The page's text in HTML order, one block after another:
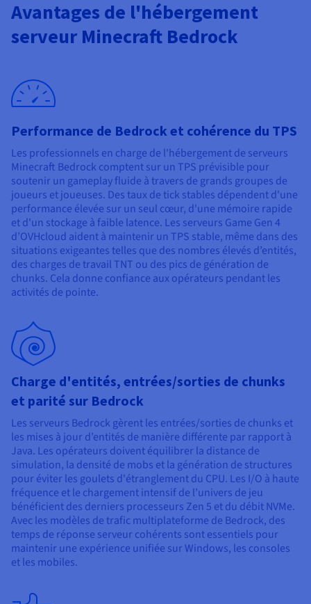
Tarifs
Disponibilités par régions
Documentation
Roadmap & Changelog
Roadmap & Changelog
Avantages de l'hébergement
serveur Minecraft Bedrock
Performance de Bedrock et cohérence du TPS
Les professionnels en charge de l'hébergement de serveurs
Minecraft Bedrock comptent sur un TPS prévisible pour
soutenir un gameplay fluide à travers de grands groupes de
joueurs et joueuses. Des taux de tick stables dépendent d'une
performance élevée sur un seul cœur, d'une mémoire rapide
et d'un stockage à faible latence. Les serveurs Game Gen 4
d’OVHcloud aident à maintenir un TPS stable, même dans des
situations exigeantes telles que des nombres élevés d’entités,
des charges de travail TNT ou des pics de génération de
chunks. Cela donne confiance aux opérateurs pendant les
activités de pointe.
Charge d'entités, entrées/sorties de chunks
et parité sur Bedrock
Les serveurs Bedrock gèrent les entrées/sorties de chunks et
les mises à jour d’entités de manière différente par rapport à
Java. Les opérateurs doivent équilibrer la distance de
simulation, la densité de mobs et la génération de structures
pour éviter les goulets d'étranglement du CPU. Les I/O à haute
fréquence et le chargement intensif de l’univers de jeu
bénéficient des derniers processeurs Zen 5 et du débit NVMe.
Avec les modèles de trafic multiplateforme de Bedrock, des
temps de réponse serveur cohérents sont essentiels pour
maintenir une expérience unifiée sur Windows, les consoles
et les mobiles.